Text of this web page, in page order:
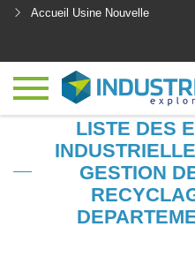
Accueil Usine Nouvelle
LISTE DES
GESTION